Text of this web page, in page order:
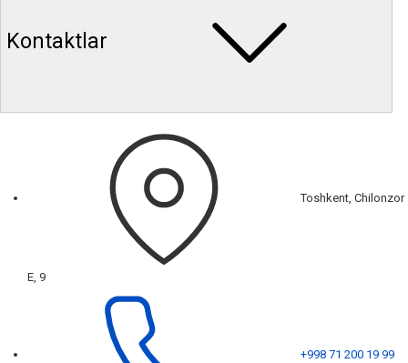
Kontaktlar
Toshkent, Chilonzor
E, 9
+998 71 200 19 99